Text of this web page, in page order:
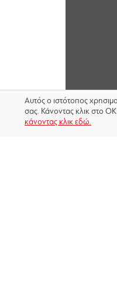
Αυτός ο ιστότοπος
σας. Κάνοντας κλικ στο
κάνοντας κλικ εδώ.